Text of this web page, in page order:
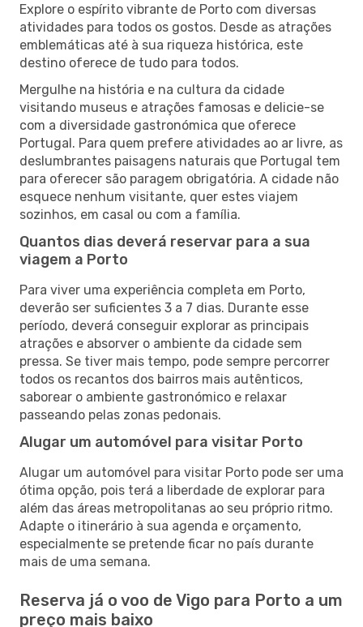
Explore o espírito vibrante de Porto com diversas
atividades para todos os gostos. Desde as atrações
emblemáticas até à sua riqueza histórica, este
destino oferece de tudo para todos.
Mergulhe na história e na cultura da cidade
visitando museus e atrações famosas e delicie-se
com a diversidade gastronómica que oferece
Portugal. Para quem prefere atividades ao ar livre, as
deslumbrantes paisagens naturais que Portugal tem
para oferecer são paragem obrigatória. A cidade não
esquece nenhum visitante, quer estes viajem
sozinhos, em casal ou com a família.
Quantos dias deverá reservar para a sua
viagem a Porto
Para viver uma experiência completa em Porto,
deverão ser suficientes 3 a 7 dias. Durante esse
período, deverá conseguir explorar as principais
atrações e absorver o ambiente da cidade sem
pressa. Se tiver mais tempo, pode sempre percorrer
todos os recantos dos bairros mais autênticos,
saborear o ambiente gastronómico e relaxar
passeando pelas zonas pedonais.
Alugar um automóvel para visitar Porto
Alugar um automóvel para visitar Porto pode ser uma
ótima opção, pois terá a liberdade de explorar para
além das áreas metropolitanas ao seu próprio ritmo.
Adapte o itinerário à sua agenda e orçamento,
especialmente se pretende ficar no país durante
mais de uma semana.
Reserva já o voo de Vigo para Porto a um
preço mais baixo